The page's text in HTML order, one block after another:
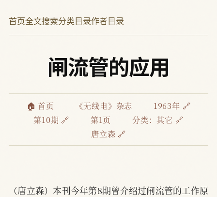
首页全文搜索分类目录作者目录
闸流管的应用
🏠 首页 《无线电》杂志
1963年 🔗
第10期 🔗
第1页 分类： 其它 🔗
唐立森 🔗
（唐立森）本刊今年第8期曾介绍过闸流管的工作原